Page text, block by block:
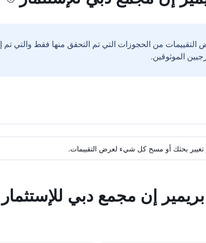
من الحجوزات التي تم التحقق منها فقط والتي
تغيير بحثك أو مسح كل شيء لعرض التقييمات.
إن مجمع دبي للإستثمار